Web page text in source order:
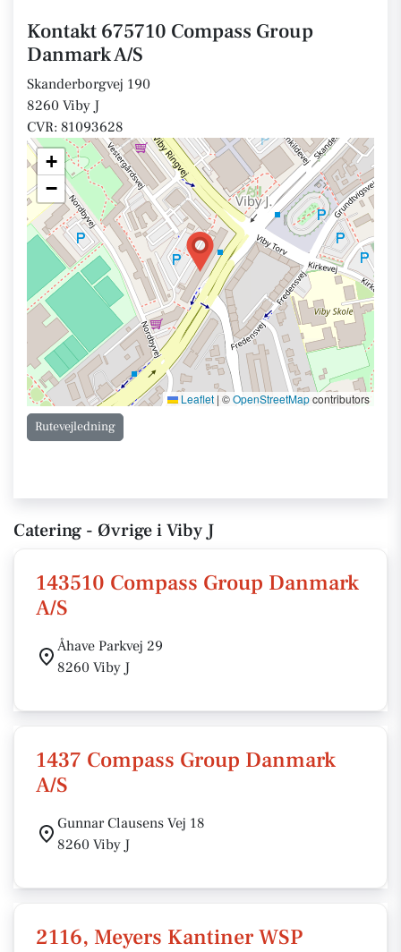
Kontakt 675710 Compass Group
Danmark A/S
Skanderborgvej 190
8260 Viby J
CVR: 81093628
+
−
Leaflet | ©OpenStreetMapcontributors
Rutevejledning
Catering - Øvrige i Viby J
143510 Compass Group Danmark
A/S
Åhave Parkvej 29
8260 Viby J
1437 Compass Group Danmark
A/S
Gunnar Clausens Vej 18
8260 Viby J
2116, Meyers Kantiner WSP